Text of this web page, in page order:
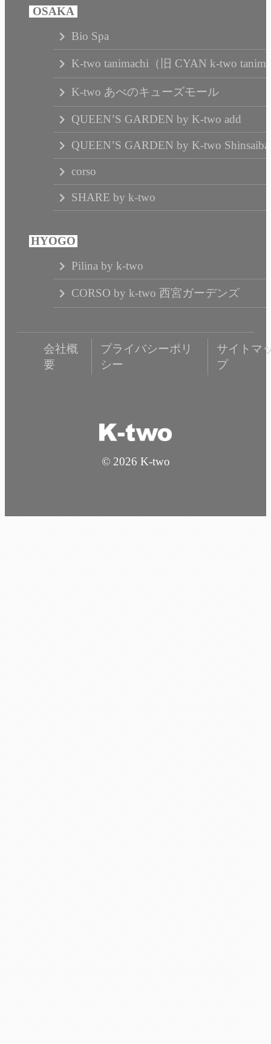
Bio Spa
K-two tanimachi（旧 CYAN k-two
K-two あべのキューズモール
QUEEN’S GARDEN by K-two add
QUEEN’S GARDEN by K-two
corso
SHARE by k-two
Pilina by k-two
CORSO by k-two 西宮ガーデンズ
会社概
要
プライバシーポリ
シー
サイトマ
プ
© 2026 K-two